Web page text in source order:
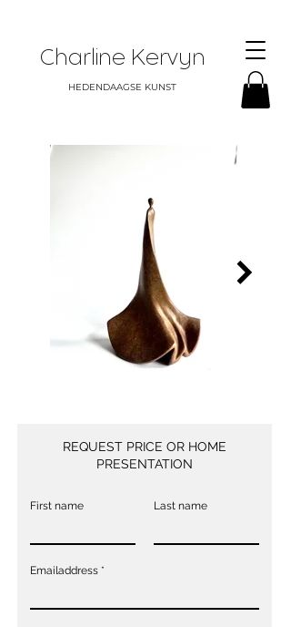
Charline Kervyn
HEDENDAAGSE KUNST
REQUEST PRICE OR HOME
PRESENTATION
First name Last name
Emailaddress